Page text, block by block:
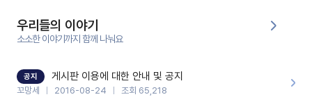
을 많이 하는데,꼬망봇 덕분에 고민하는 시간을 줄이고 학부모님을
안심시킬 수 있었습니다.이 부분은 꼬망봇이 추가로 알려준 응대 tip
입니다.학부모님께 전화를 드리기 전에, 내용을 숙지하여 좀 더 전문
성 있는 교사가 되어 대화를 나눌 수 있었습니다.꼬망세 AI학부모 응
기능을 개발해 주셔서 감사합니다.
우리들의 이야기
소소한 이야기까지 함께 나눠요
공지 게시판 이용에 대한 안내 및 공지
꼬망세 2016-08-24 조회 65,218